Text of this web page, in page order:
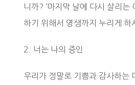
니까? ‘마지막 날에 다시 살리는
하기 위해서 영생까지 누리게 하
2. 너는 나의 증인
우리가 정말로 기쁨과 감사하는